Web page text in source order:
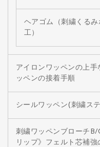
ヘアゴム（刺繍くる
工）
アイロンワッペンの上
ッペンの接着手順
シールワッペン(刺繍ス
刺繍ワッペンブローチ
リップ》フェルト芯補